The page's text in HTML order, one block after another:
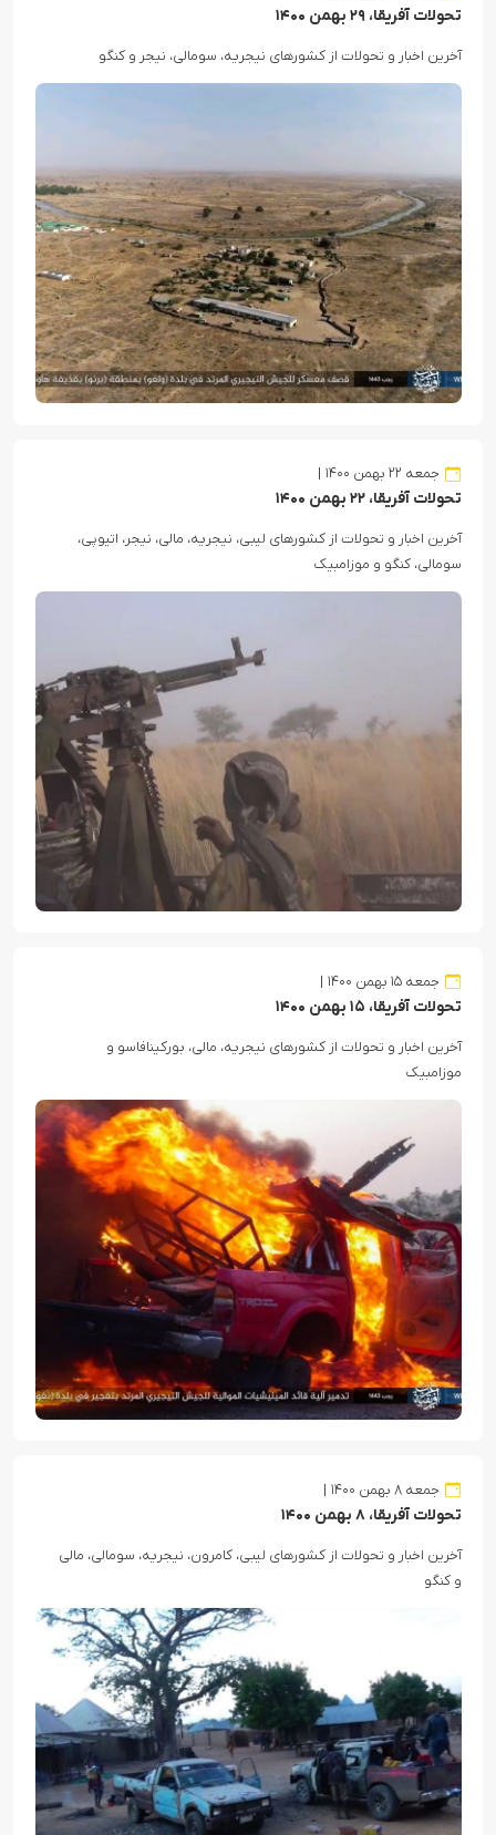
تحولات آفریقا، ۲۹ بهمن ۱۴۰۰
آخرین اخبار و تحولات از کشورهای نیجریه، سومالی، نیجر و کنگو
جمعه ۲۲ بهمن ۱۴۰۰
تحولات آفریقا، ۲۲ بهمن ۱۴۰۰
آخرین اخبار و تحولات از کشورهای لیبی، نیجریه، مالی، نیجر، اتیوپی،
سومالی، کنگو و موزامبیک
جمعه ۱۵ بهمن ۱۴۰۰
تحولات آفریقا، ۱۵ بهمن ۱۴۰۰
آخرین اخبار و تحولات از کشورهای نیجریه، مالی، بورکینافاسو و
موزامبیک
جمعه ۸ بهمن ۱۴۰۰
تحولات آفریقا، ۸ بهمن ۱۴۰۰
آخرین اخبار و تحولات از کشورهای لیبی، کامرون، نیجریه، سومالی، مالی
و کنگو